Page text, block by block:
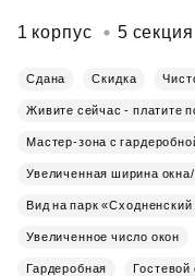
1 корпус 5 секция
Сдана Скидка
Живите сейчас - платите
Мастер-зона с
Увеличенная ширина окна/
Вид на парк
Увеличенное число окон
Гардеробная Гостевой